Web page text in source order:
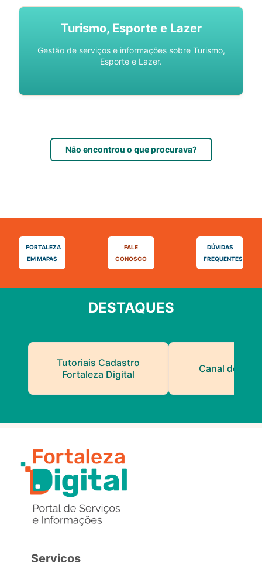
Turismo, Esporte e Lazer
Gestão de serviços e informações sobre Turismo,
Esporte e Lazer.
Não encontrou o que procurava?
FORTALEZA
EM MAPAS
FALE
CONOSCO
DÚVIDAS
FREQUENTES
DESTAQUES
Tutoriais Cadastro
Fortaleza Digital
Canal do
Serviços